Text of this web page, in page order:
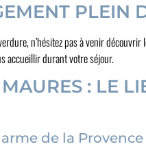
PLEIN
n’hésitez pas à venir
accueillir durant votre séjour.
: LE
de la